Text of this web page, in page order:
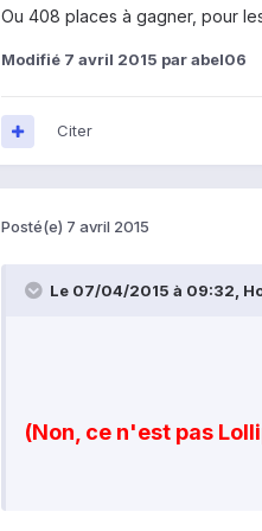
Ou 408 places à gagner, pour
Modifié 7 avril 2015 par abel06
Citer
Posté(e) 7 avril 2015
Le 07/04/2015 à 09:32,
(Non, ce n'est pas